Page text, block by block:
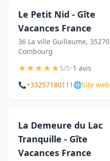
Le Petit Nid - Gîte
Vacances France
36 La ville Guillaume, 35270
Combourg
★★★★★5/5•1 avis
📞+33257180111 🌐Site web
La Demeure du Lac
Tranquille - Gîte
Vacances France